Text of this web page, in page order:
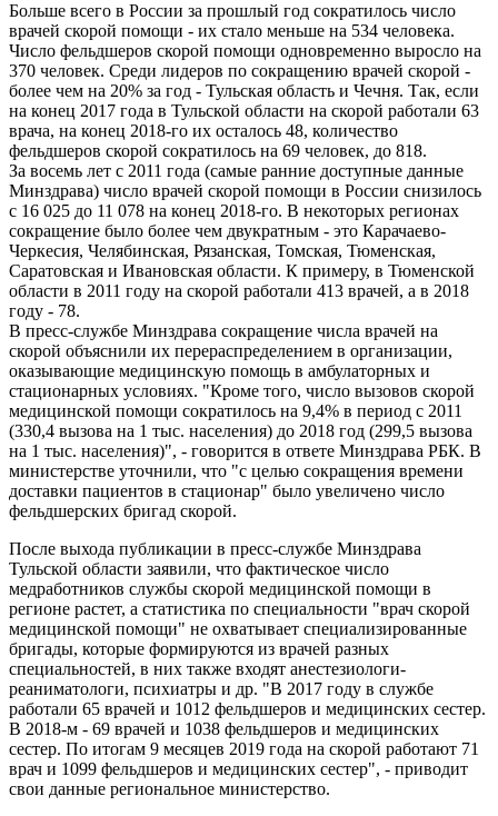
Больше всего в России за прошлый год сократилось число
врачей скорой помощи - их стало меньше на 534 человека.
Число фельдшеров скорой помощи одновременно выросло на
370 человек. Среди лидеров по сокращению врачей скорой -
более чем на 20% за год - Тульская область и Чечня. Так, если
на конец 2017 года в Тульской области на скорой работали 63
врача, на конец 2018-го их осталось 48, количество
фельдшеров скорой сократилось на 69 человек, до 818.
За восемь лет с 2011 года (самые ранние доступные данные
Минздрава) число врачей скорой помощи в России снизилось
с 16 025 до 11 078 на конец 2018-го. В некоторых регионах
сокращение было более чем двукратным - это Карачаево-
Черкесия, Челябинская, Рязанская, Томская, Тюменская,
Саратовская и Ивановская области. К примеру, в Тюменской
области в 2011 году на скорой работали 413 врачей, а в 2018
году - 78.
В пресс-службе Минздрава сокращение числа врачей на
скорой объяснили их перераспределением в организации,
оказывающие медицинскую помощь в амбулаторных и
стационарных условиях. "Кроме того, число вызовов скорой
медицинской помощи сократилось на 9,4% в период с 2011
(330,4 вызова на 1 тыс. населения) до 2018 год (299,5 вызова
на 1 тыс. населения)", - говорится в ответе Минздрава РБК. В
министерстве уточнили, что "с целью сокращения времени
доставки пациентов в стационар" было увеличено число
фельдшерских бригад скорой.
После выхода публикации в пресс-службе Минздрава
Тульской области заявили, что фактическое число
медработников службы скорой медицинской помощи в
регионе растет, а статистика по специальности "врач скорой
медицинской помощи" не охватывает специализированные
бригады, которые формируются из врачей разных
специальностей, в них также входят анестезиологи-
реаниматологи, психиатры и др. "В 2017 году в службе
работали 65 врачей и 1012 фельдшеров и медицинских сестер.
В 2018-м - 69 врачей и 1038 фельдшеров и медицинских
сестер. По итогам 9 месяцев 2019 года на скорой работают 71
врач и 1099 фельдшеров и медицинских сестер", - приводит
свои данные региональное министерство.